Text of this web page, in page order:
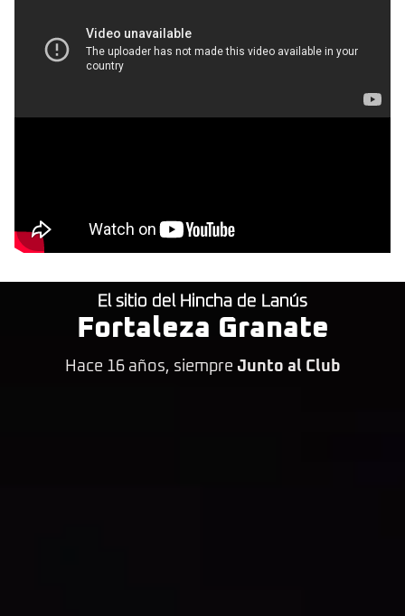
El sitio del Hincha de Lanús
Fortaleza Granate
Hace 16 años, siempre Junto al Club